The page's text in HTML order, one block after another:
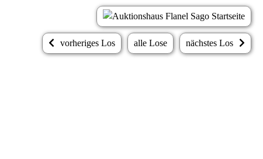
nächstes Los
alle Lose
vorheriges Los